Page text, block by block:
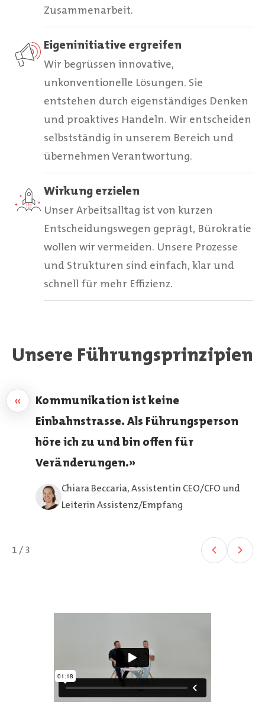
Zusammenarbeit.
Eigeninitiative ergreifen
Wir begrüssen innovative,
unkonventionelle Lösungen. Sie
entstehen durch eigenständiges Denken
und proaktives Handeln. Wir entscheiden
selbstständig in unserem Bereich und
übernehmen Verantwortung.
Wirkung erzielen
Unser Arbeitsalltag ist von kurzen
Entscheidungswegen geprägt, Bürokratie
wollen wir vermeiden. Unsere Prozesse
und Strukturen sind einfach, klar und
schnell für mehr Effizienz.
Unsere Führungsprinzipien
Kommunikation ist keine
Einbahnstrasse. Als Führungsperson
höre ich zu und bin offen für
Veränderungen.
Chiara Beccaria, Assistentin CEO/CFO und
Leiterin Assistenz/Empfang
«
1 / 3